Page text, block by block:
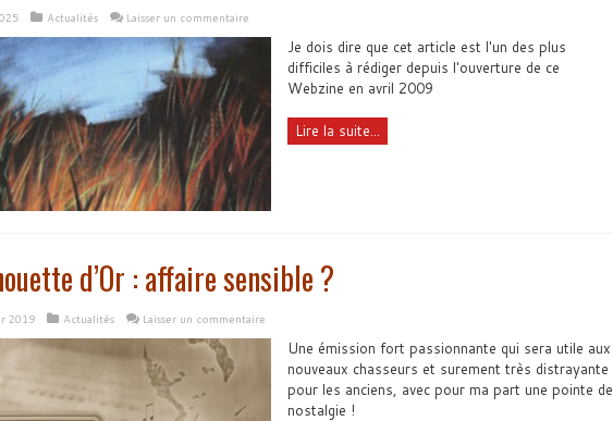
Actualités Laisser un commentaire
Je dois dire que cet article est l'un des plus
difficiles à rédiger depuis l'ouverture de ce
Webzine en avril 2009
Lire la suite...
d’Or : affaire sensible ?
2019 Actualités Laisser un commentaire
Une émission fort passionnante qui sera utile aux
nouveaux chasseurs et surement très distrayante
pour les anciens, avec pour ma part une pointe de
nostalgie !